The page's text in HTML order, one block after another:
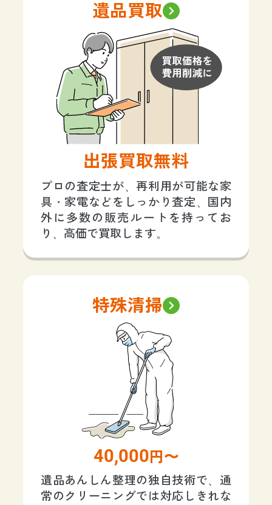
遺品買取
出張買取無料
プロの査定士が、再利用が可能な家
具・家電などをしっかり査定、国内
外に多数の販売ルートを持ってお
り、高価で買取します。
特殊清掃
40,000 円〜
遺品あんしん整理の独自技術で、通
常のクリーニングでは対応しきれな